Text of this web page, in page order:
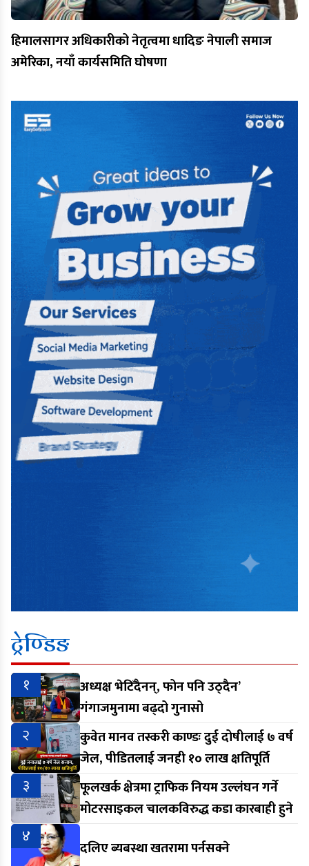
हिमालसागर अधिकारीको नेतृत्वमा धादिङ नेपाली समाज
अमेरिका, नयाँ कार्यसमिति घोषणा
ट्रेण्डिङ
१
अध्यक्ष भेटिँदैनन्, फोन पनि उठ्दैन’
गंगाजमुनामा बढ्दो गुनासो
२
कुवेत मानव तस्करी काण्डः दुई दोषीलाई ७ वर्ष
जेल, पीडितलाई जनही १० लाख क्षतिपूर्ति
३
फूलखर्क क्षेत्रमा ट्राफिक नियम उल्लंघन गर्ने
मोटरसाइकल चालकविरुद्ध कडा कारबाही हुने
४
दलिए ब्यबस्था खतरामा पर्नसक्ने